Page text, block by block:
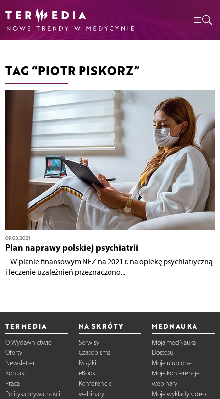
TAG “PIOTR PISKORZ”
09.03.2021
Plan naprawy polskiej psychiatrii
– W planie finansowym NFZ na 2021 r. na opiekę psychiatryczną
i leczenie uzależnień przeznaczono...
TERMEDIA
O Wydawnictwie
Oferty
Newsletter
Kontakt
Praca
Polityka prywatności
NA SKRÓTY
Serwisy
Czasopisma
Książki
eBooki
Konferencje i
webinary
MEDNAUKA
Moja medNauka
Dostosuj
Moje ulubione
Moje konferencje i
webinary
Moje wykłady video